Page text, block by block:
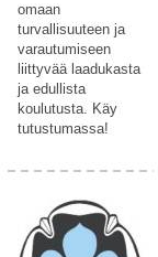
omaan
turvallisuuteen ja
varautumiseen
liittyvää laadukasta
ja edullista
koulutusta. Käy
tutustumassa!